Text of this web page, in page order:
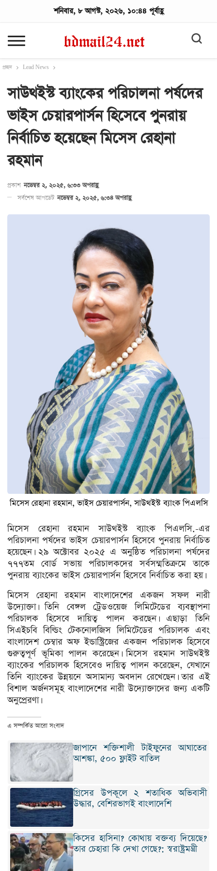
শনিবার, ৮ আগস্ট, ২০২৬, ১০:৪৪ পূর্বাহ্ণ
প্রচ্ছদ Lead News
সাউথইস্ট ব্যাংকের পরিচালনা পর্ষদের
ভাইস চেয়ারপার্সন হিসেবে পুনরায়
নির্বাচিত হয়েছেন মিসেস রেহানা
রহমান
প্রকাশ নভেম্বর ২, ২০২৫, ৬:৩৩ অপরাহ্ণ
সর্বশেষ আপডেট নভেম্বর ২, ২০২৫, ৬:৩৪ অপরাহ্ণ
মিসেস রেহানা রহমান, ভাইস চেয়ারপার্সন, সাউথইস্ট ব্যাংক পিএলসি
মিসেস রেহানা রহমান সাউথইস্ট ব্যাংক পিএলসি.-এর
পরিচালনা পর্ষদের ভাইস চেয়ারপার্সন হিসেবে পুনরায় নির্বাচিত
হয়েছেন। ২৯ অক্টোবর ২০২৫ এ অনুষ্ঠিত পরিচালনা পর্ষদের
৭৭৭তম বোর্ড সভায় পরিচালকদের সর্বসম্মতিক্রমে তাকে
পুনরায় ব্যাংকের ভাইস চেয়ারপার্সন হিসেবে নির্বাচিত করা হয়।
মিসেস রেহানা রহমান বাংলাদেশের একজন সফল নারী
উদ্যোক্তা। তিনি বেঙ্গল ট্রেডওয়েজ লিমিটেডের ব্যবস্থাপনা
পরিচালক হিসেবে দায়িত্ব পালন করছেন। এছাড়া তিনি
সিএইচবি বিল্ডিং টেকনোলজিস লিমিটেডের পরিচালক এবং
বাংলাদেশ চেম্বার অফ ইন্ডাস্ট্রিজের একজন পরিচালক হিসেবে
গুরুত্বপূর্ণ ভূমিকা পালন করেছেন। মিসেস রহমান সাউথইস্ট
ব্যাংকের পরিচালক হিসেবেও দায়িত্ব পালন করেছেন, যেখানে
তিনি ব্যাংকের উন্নয়নে অসামান্য অবদান রেখেছেন। তার এই
বিশাল অর্জনসমূহ বাংলাদেশের নারী উদ্যোক্তাদের জন্য একটি
অনুপ্রেরণা।
এ সম্পর্কিত আরো সংবাদ
জাপানে শক্তিশালী টাইফুনের আঘাতের
আশঙ্কা, ৫০০ ফ্লাইট বাতিল
গ্রিসের উপকূলে ২ শতাধিক অভিবাসী
উদ্ধার, বেশিরভাগই বাংলাদেশি
কিসের হাসিনা? কোথায় বক্তব্য দিয়েছে?
তার চেহারা কি দেখা গেছে?: স্বরাষ্ট্রমন্ত্রী